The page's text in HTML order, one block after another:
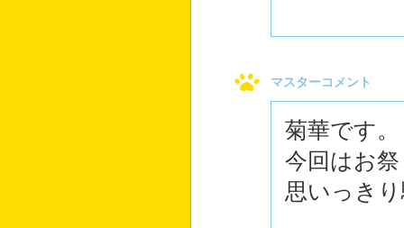
マスターコメント
菊華です。
今回はお
思いっき